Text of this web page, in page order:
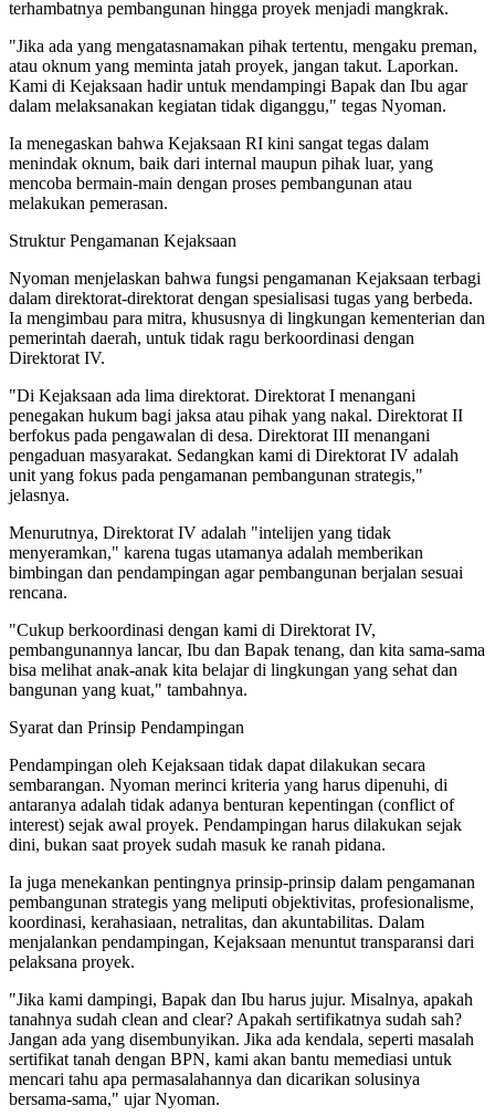
terhambatnya pembangunan hingga proyek menjadi mangkrak.
"Jika ada yang mengatasnamakan pihak tertentu, mengaku preman,
atau oknum yang meminta jatah proyek, jangan takut. Laporkan.
Kami di Kejaksaan hadir untuk mendampingi Bapak dan Ibu agar
dalam melaksanakan kegiatan tidak diganggu," tegas Nyoman.
Ia menegaskan bahwa Kejaksaan RI kini sangat tegas dalam
menindak oknum, baik dari internal maupun pihak luar, yang
mencoba bermain-main dengan proses pembangunan atau
melakukan pemerasan.
Struktur Pengamanan Kejaksaan
Nyoman menjelaskan bahwa fungsi pengamanan Kejaksaan terbagi
dalam direktorat-direktorat dengan spesialisasi tugas yang berbeda.
Ia mengimbau para mitra, khususnya di lingkungan kementerian dan
pemerintah daerah, untuk tidak ragu berkoordinasi dengan
Direktorat IV.
"Di Kejaksaan ada lima direktorat. Direktorat I menangani
penegakan hukum bagi jaksa atau pihak yang nakal. Direktorat II
berfokus pada pengawalan di desa. Direktorat III menangani
pengaduan masyarakat. Sedangkan kami di Direktorat IV adalah
unit yang fokus pada pengamanan pembangunan strategis,"
jelasnya.
Menurutnya, Direktorat IV adalah "intelijen yang tidak
menyeramkan," karena tugas utamanya adalah memberikan
bimbingan dan pendampingan agar pembangunan berjalan sesuai
rencana.
"Cukup berkoordinasi dengan kami di Direktorat IV,
pembangunannya lancar, Ibu dan Bapak tenang, dan kita sama-sama
bisa melihat anak-anak kita belajar di lingkungan yang sehat dan
bangunan yang kuat," tambahnya.
Syarat dan Prinsip Pendampingan
Pendampingan oleh Kejaksaan tidak dapat dilakukan secara
sembarangan. Nyoman merinci kriteria yang harus dipenuhi, di
antaranya adalah tidak adanya benturan kepentingan (conflict of
interest) sejak awal proyek. Pendampingan harus dilakukan sejak
dini, bukan saat proyek sudah masuk ke ranah pidana.
Ia juga menekankan pentingnya prinsip-prinsip dalam pengamanan
pembangunan strategis yang meliputi objektivitas, profesionalisme,
koordinasi, kerahasiaan, netralitas, dan akuntabilitas. Dalam
menjalankan pendampingan, Kejaksaan menuntut transparansi dari
pelaksana proyek.
"Jika kami dampingi, Bapak dan Ibu harus jujur. Misalnya, apakah
tanahnya sudah clean and clear? Apakah sertifikatnya sudah sah?
Jangan ada yang disembunyikan. Jika ada kendala, seperti masalah
sertifikat tanah dengan BPN, kami akan bantu memediasi untuk
mencari tahu apa permasalahannya dan dicarikan solusinya
bersama-sama," ujar Nyoman.